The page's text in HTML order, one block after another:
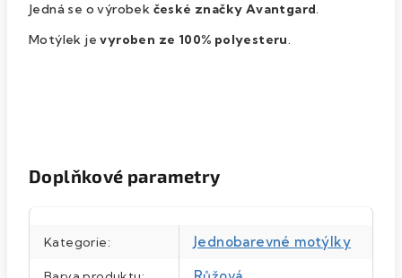
Jedná se o výrobek české značky Avantgard.
Motýlek jevyroben ze 100% polyesteru.
Doplňkové parametry
Kategorie: Jednobarevné motýlky